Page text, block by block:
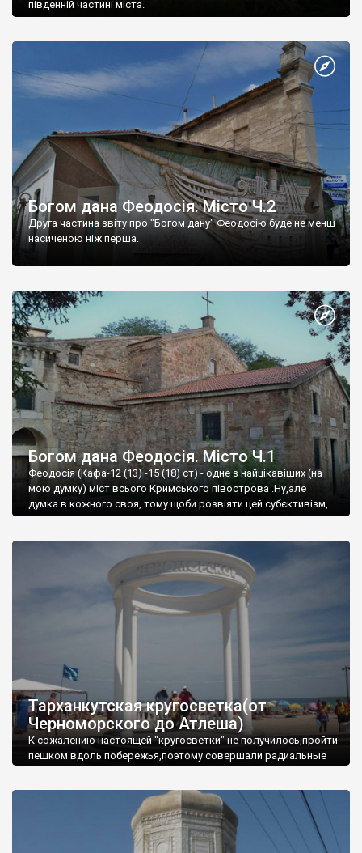
південній частині міста.
Богом дана Феодосія. Місто Ч.2
Друга частина звіту про "Богом дану" Феодосію буде не менш
насиченою ніж перша.
Богом дана Феодосія. Місто Ч.1
Феодосія (Кафа-12 (13) -15 (18) ст) - одне з найцікавіших (на
мою думку) міст всього Кримського півострова .Ну,але
думка в кожного своя, тому щоби розвіяти цей субєктивізм,
запрошую відвідати це
Тарханкутская кругосветка(от
Черноморского до Атлеша)
К сожалению настоящей "кругосветки" не получилось,пройти
пешком вдоль побережья,поэтому совершали радиальные